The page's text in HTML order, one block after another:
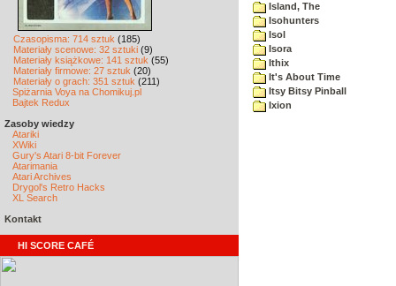
Czasopisma: 714 sztuk (185)
Materiały scenowe: 32 sztuki (9)
Materiały książkowe: 141 sztuk (55)
Materiały firmowe: 27 sztuk (20)
Materiały o grach: 351 sztuk (211)
Spiżarnia Voya na Chomikuj.pl
Bajtek Redux
Zasoby wiedzy
Atariki
XWiki
Gury's Atari 8-bit Forever
Atarimania
Atari Archives
Drygol's Retro Hacks
XL Search
Kontakt
HI SCORE CAFÉ
Island, The
Isohunters
Isol
Isora
Ithix
It's About Time
Itsy Bitsy Pinball
Ixion